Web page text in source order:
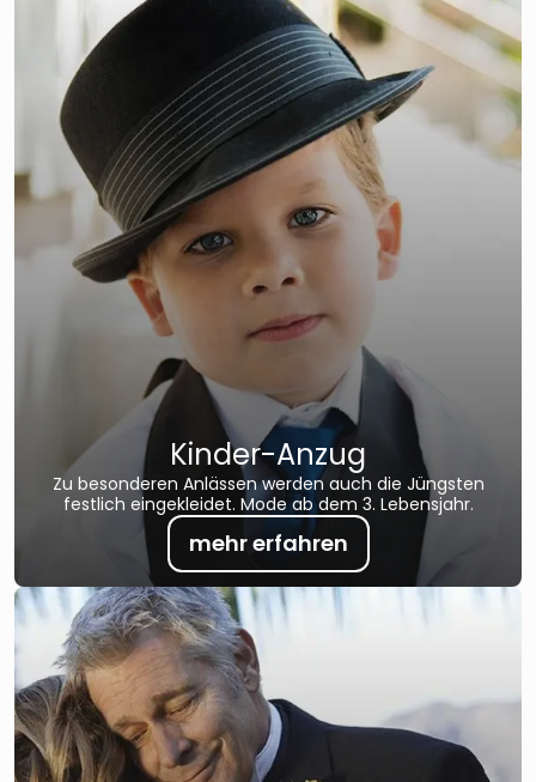
Kinder-Anzug
Zu besonderen Anlässen werden auch die Jüngsten
festlich eingekleidet. Mode ab dem 3. Lebensjahr.
mehr erfahren